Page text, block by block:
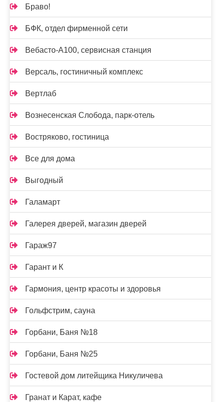
Браво!
БФК, отдел фирменной сети
Вебасто-А100, сервисная станция
Версаль, гостиничный комплекс
Вертлаб
Вознесенская Слобода, парк-отель
Востряково, гостиница
Все для дома
Выгодный
Галамарт
Галерея дверей, магазин дверей
Гараж97
Гарант и К
Гармония, центр красоты и здоровья
Гольфстрим, сауна
Горбани, Баня №18
Горбани, Баня №25
Гостевой дом литейщика Никуличева
Гранат и Карат, кафе